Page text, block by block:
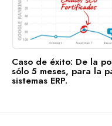
Caso de éxito: De la
sólo 5 meses, para la
sistemas ERP.